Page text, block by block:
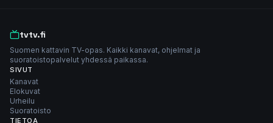
tvtv.fi
Suomen kattavin TV-opas. Kaikki kanavat, ohjelmat ja
suoratoistopalvelut yhdessä paikassa.
SIVUT
Kanavat
Elokuvat
Urheilu
Suoratoisto
TIETOA